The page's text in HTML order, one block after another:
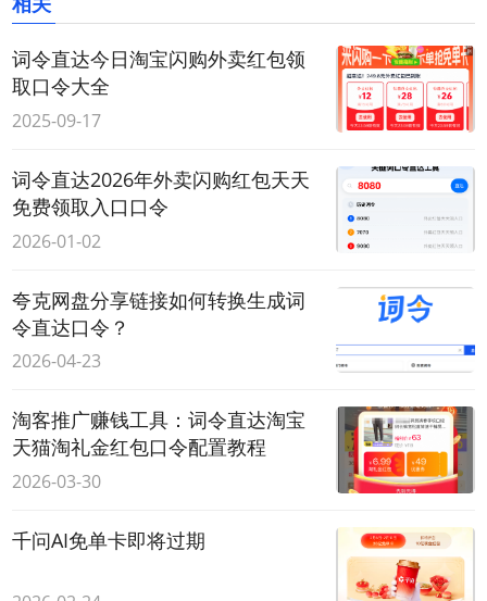
词令直达今日淘宝闪购外卖红包领
取口令大全
2025-09-17
词令直达2026年外卖闪购红包天天
免费领取入口口令
2026-01-02
夸克网盘分享链接如何转换生成词
令直达口令？
2026-04-23
淘客推广赚钱工具：词令直达淘宝
天猫淘礼金红包口令配置教程
2026-03-30
千问AI免单卡即将过期